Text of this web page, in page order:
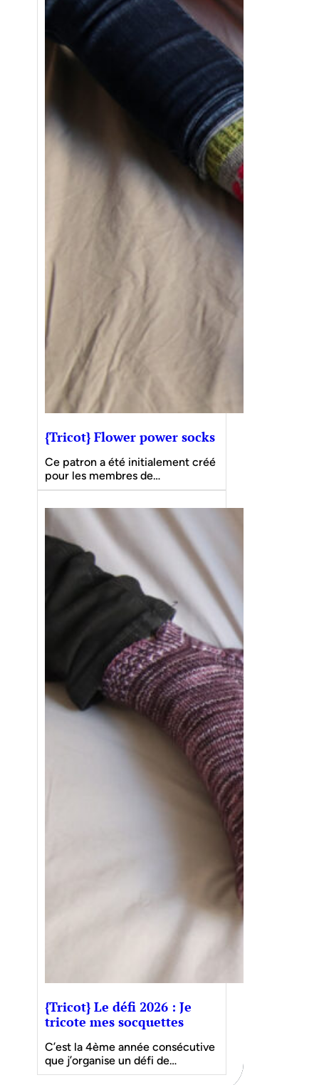
{Tricot} Flower power socks
Ce patron a été initialement créé
pour les membres de…
{Tricot} Le défi 2026 : Je
tricote mes socquettes
C’est la 4ème année consécutive
que j’organise un défi de…